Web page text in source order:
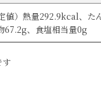
値）熱量292.9kcal、た
67.2g、食塩相当量0g
す